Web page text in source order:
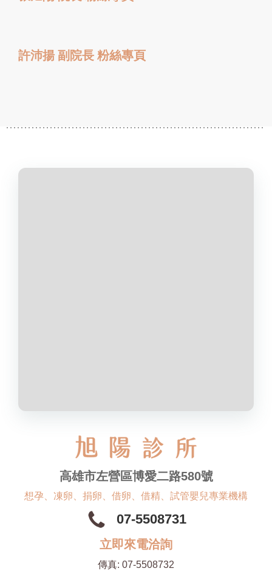
許沛揚 副院長 粉絲專頁
高雄市左營區博愛二路580號
想孕、凍卵、捐卵、借卵、借精、試管嬰兒專業機構
07-5508731
立即來電洽詢
傳真: 07-5508732